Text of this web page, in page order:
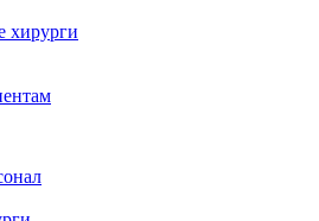
хирурги